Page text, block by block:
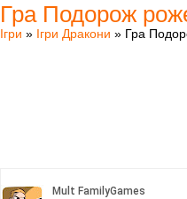
Гра Подорож
Ігри » Ігри Дракони » Гра